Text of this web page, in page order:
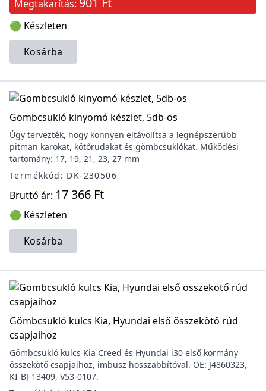
Megtakarítás:
🟢 Készleten
Kosárba
Gömbcsukló kinyomó készlet, 5db-os
Úgy tervezték, hogy könnyen eltávolítsa a legnépszerűbb
pitman karokat, kötőrudakat és gömbcsuklókat. Működési
tartomány: 17, 19, 21, 23, 27 mm
Termékkód: DK-230506
Bruttó ár: 17 366 Ft
🟢 Készleten
Kosárba
Gömbcsukló kulcs Kia, Hyundai első összekötő rúd
csapjaihoz
Gömbcsukló kulcs Kia Creed és Hyundai i30 első kormány
összekötő csapjaihoz, imbusz hosszabbítóval. OE: J4860323,
KI-BJ-13409, V53-0107.